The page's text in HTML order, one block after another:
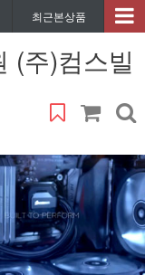
최근본상품
(주)컴스빌